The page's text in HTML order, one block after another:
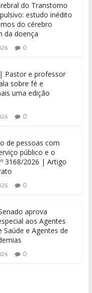
do Transtorno
estudo inédito
do cérebro
da doença
0
Pastor e professor
sobre fé e
uma edição
0
de pessoas com
público e o
3168/2026 | Artigo
0
aprova
aos Agentes
Saúde e Agentes de
0